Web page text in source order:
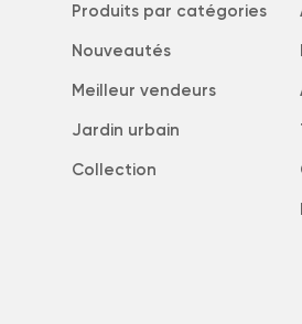
Produits par catégories
Nouveautés
Meilleur vendeurs
Jardin urbain
Collection